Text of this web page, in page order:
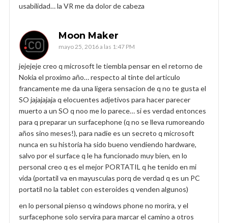
usabilidad… la VR me da dolor de cabeza
Moon Maker
mayo 25, 2016 a las 1:47 PM
jejejeje creo q microsoft le tiembla pensar en el retorno de
Nokia el proximo año… respecto al tinte del articulo
francamente me da una ligera sensacion de q no te gusta el
SO jajajajaja q elocuentes adjetivos para hacer parecer
muerto a un SO q noo me lo parece… si es verdad entonces
para q preparar un surfacephone (q no se lleva rumoreando
años sino meses!), para nadie es un secreto q microsoft
nunca en su historia ha sido bueno vendiendo hardware,
salvo por el surface q le ha funcionado muy bien, en lo
personal creo q es el mejor PORTATIL q he tenido en mi
vida (portatil va en mayusculas porq de verdad q es un PC
portatil no la tablet con esteroides q venden algunos)
en lo personal pienso q windows phone no morira, y el
surfacephone solo servira para marcar el camino a otros